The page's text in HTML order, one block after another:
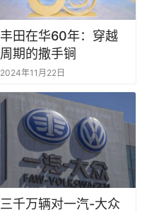
丰田在华60年：穿越
周期的撒手锏
2024年11月22日
三千万辆对一汽-大众